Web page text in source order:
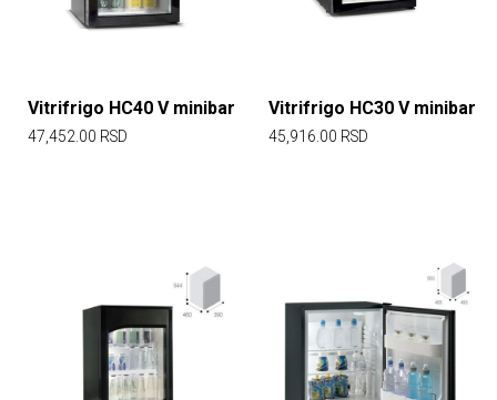
Vitrifrigo HC40 V minibar
47,452.00 RSD
Vitrifrigo HC30 V minibar
45,916.00 RSD